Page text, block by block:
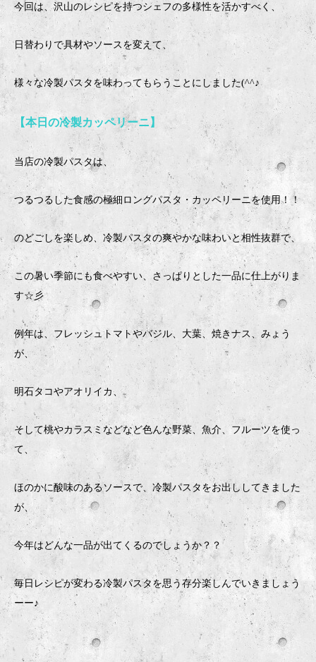
今回は、沢山のレシピを持つシェフの多様性を活かすべく、
日替わりで具材やソースを変えて、
様々な冷製パスタを味わってもらうことにしました(^^♪
【本日の冷製カッペリーニ】
当店の冷製パスタは、
つるつるした食感の極細ロングパスタ・カッペリーニを使用！！
のどごしを楽しめ、冷製パスタの爽やかな味わいと相性抜群で、
この暑い季節にも食べやすい、さっぱりとした一品に仕上がりま
す☆彡
例年は、フレッシュトマトやバジル、大葉、焼きナス、みょう
が、
明石タコやアオリイカ、
そして桃やカラスミなどなど色んな野菜、魚介、フルーツを使っ
て、
ほのかに酸味のあるソースで、冷製パスタをお出ししてきました
が、
今年はどんな一品が出てくるのでしょうか？？
毎日レシピが変わる冷製パスタを思う存分楽しんでいきましょう
ーー♪